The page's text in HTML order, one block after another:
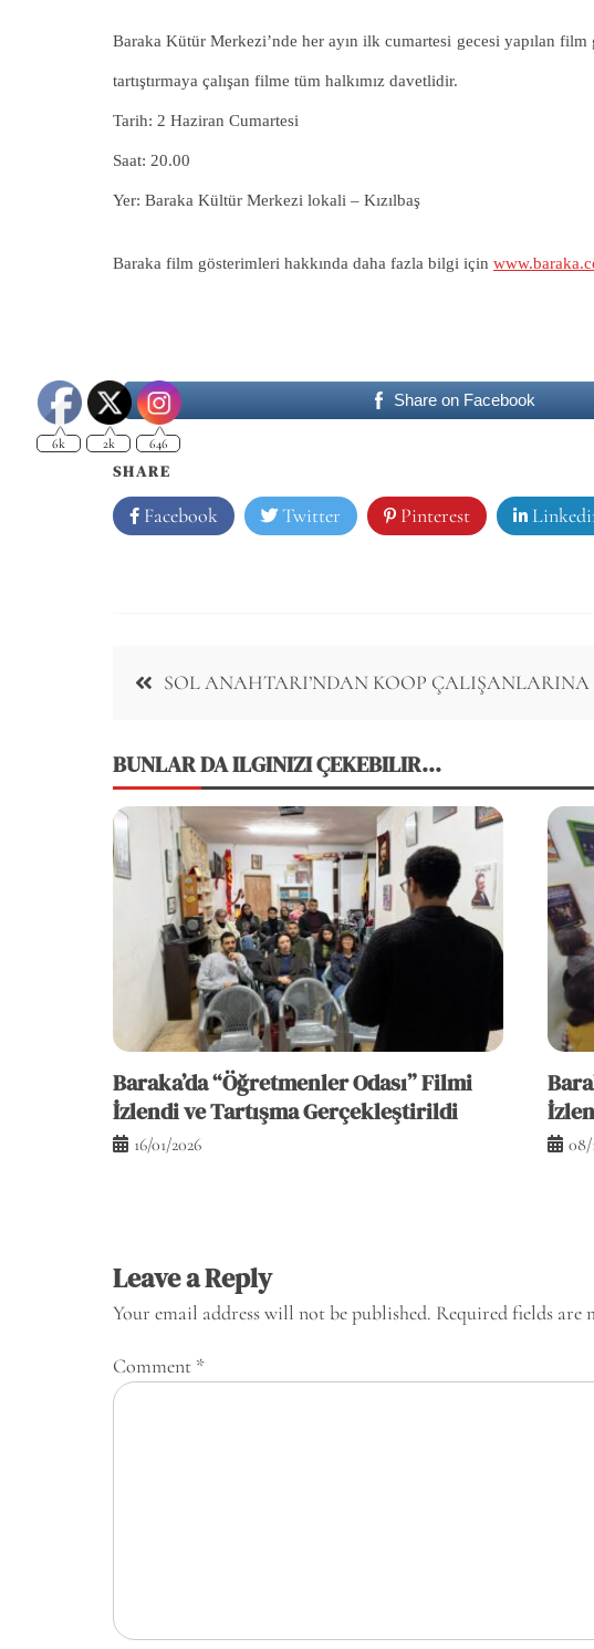
Baraka Kütür Merkezi’nde her ayın ilk cumartesi gecesi yapılan
tartıştırmaya çalışan filme tüm halkımız davetlidir.
Tarih: 2 Haziran Cumartesi
Saat: 20.00
Yer: Baraka Kültür Merkezi lokali – Kızılbaş
Baraka film gösterimleri hakkında daha fazla bilgi için
Share on Facebook
SHARE
Facebook Twitter Pinterest
Post SOL ANAHTARI’NDAN KOOP ÇALIŞANLARINA
BUNLAR DA ILGINIZI ÇEKEBILIR...
Baraka’da “Öğretmenler Odası” Filmi
İzlendi ve Tartışma Gerçekleştirildi
16/01/2026 08/
Leave a Reply
Your email address will not be published. Required fields are
Comment *
6k 2k 646